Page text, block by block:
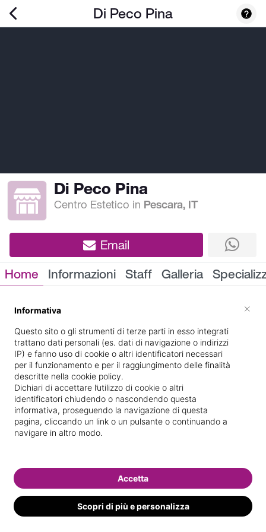
Di Peco Pina
Di Peco Pina
Centro Estetico in Pescara, IT
Email
Home Informazioni Staff Galleria
Informazioni
PIAZZA DUCA DEGLI
ABRUZZI 2
Indicazioni stradali
Informativa
Questo sito o gli strumenti di terze parti in esso integrati
trattano dati personali (es. dati di navigazione o indirizzi
IP) e fanno uso di cookie o altri identificatori necessari
per il funzionamento e per il raggiungimento delle finalità
descritte nella cookie policy.
Dichiari di accettare l’utilizzo di cookie o altri
identificatori chiudendo o nascondendo questa
informativa, proseguendo la navigazione di questa
pagina, cliccando un link o un pulsante o continuando a
navigare in altro modo.
Scopri di più e personalizza
Accetta
×